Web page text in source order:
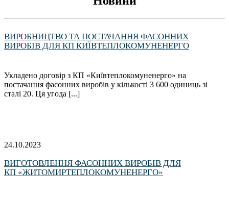
ВИРОБНИЦТВО ТА ПОСТАЧАННЯ ФАСОННИХ
ВИРОБІВ ДЛЯ КП КИЇВТЕПЛОКОМУНЕНЕРГО
Укладено договір з КП «Київтеплокомуненерго» на
постачання фасонних виробів у кількості 3 600 одиниць зі
сталі 20. Ця угода [...]
24.10.2023
ВИГОТОВЛЕННЯ ФАСОННИХ ВИРОБІВ ДЛЯ
КП «ЖИТОМИРТЕПЛОКОМУНЕНЕРГО»